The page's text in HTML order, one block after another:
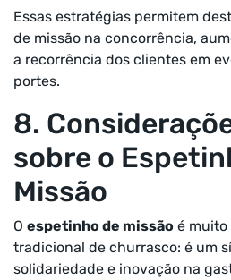
Essas estratégias permitem
de missão na concorrência,
a recorrência dos clientes em
portes.
8.
sobre o
Missão
O espetinho de missão é muito
tradicional de churrasco: é um
solidariedade e inovação na